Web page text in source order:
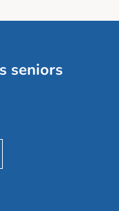
seniors